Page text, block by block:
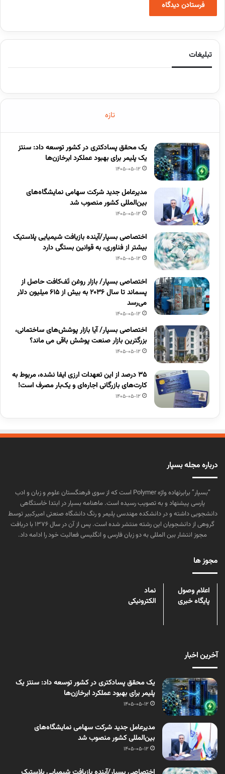
تبلیغات
تازه
یک محقق پسادکتری در کشور توسعه داد: سنتز
یک پلیمر برای بهبود عملکرد ابرخازن‌ها
1405-05-12
مدیرعامل جدید شرکت سهامی نمایشگاه‌های
بین‌المللی کشور منصوب شد
1405-05-12
اختصاصی بسپار/آینده بازیافت شیمیایی پلاستیک
بیشتر از فناوری، به قوانین بستگی دارد
1405-05-12
اختصاصی بسپار/ بازار روغن تَف‌کافت حاصل از
پسماند تا سال ۲۰۳۶ به بیش از ۶۱۵ میلیون دلار
می‌رسد
1405-05-12
اختصاصی بسپار/ آیا بازار پوشش‌های ساختمانی،
بزرگترین بازار صنعت پوشش باقی می ماند؟
1405-05-12
۳۵ درصد از این تعهدات ارزی ایفا نشده، مربوط به
کارت‌های بازرگانی اجاره‌ای و یک‌بار مصرف است!
1405-05-12
درباره مجله بسپار
“بسپار” برابرنهاده واژه Polymer است که از سوی فرهنگستان علوم و زبان و ادب
پارسی پیشنهاد و به تصویب رسیده است. ماهنامه بسپار در ابتدا خاستگاهی
دانشجویی داشته و در دانشکده مهندسی پلیمر و رنگ دانشگاه صنعتی امیرکبیر توسط
گروهی از دانشجویان این رشته منتشر شده است. پس از آن در سال ۱۳۷۶ با دریافت
مجوز انتشار بین المللی به دو زبان فارسی و انگلیسی فعالیت خود را ادامه داد.
مجوز ها
اعلام وصول
پایگاه خبری
نماد
الکترونیکی
آخرین اخبار
یک محقق پسادکتری در کشور توسعه داد: سنتز یک
پلیمر برای بهبود عملکرد ابرخازن‌ها
1405-05-12
مدیرعامل جدید شرکت سهامی نمایشگاه‌های
بین‌المللی کشور منصوب شد
1405-05-12